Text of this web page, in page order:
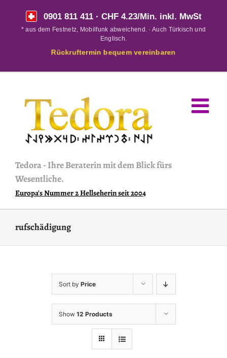
0901 811 411· CHF 4.23/Min. inkl. MwSt
* aus dem Festnetz, Mobilfunk abweichend. · Auch Türkisch und
Englisch.
Rückruftermin bequem vereinbaren
Tedora-Ihre Beraterin mit dem Blick fürs
Wesentliche.
Europa's Nummer 2 Hellseherin seit 2004
rufschädigung
Sort by Price
Show 12 Products